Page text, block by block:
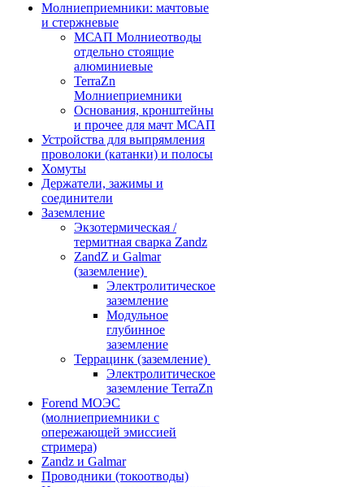
Молниеприемники: мачтовые
и стержневые
МСАП Молниеотводы
отдельно стоящие
алюминиевые
TerraZn
Молниеприемники
Основания, кронштейны
и прочее для мачт МСАП
Устройства для выпрямления
проволоки (катанки) и полосы
Хомуты
Держатели, зажимы и
соединители
Заземление
Экзотермическая /
термитная сварка Zandz
ZandZ и Galmar
(заземление)
Электролитическое
заземление
Модульное
глубинное
заземление
Террацинк (заземление)
Электролитическое
заземление TerraZn
Forend МОЭС
(молниеприемники с
опережающей эмиссией
стримера)
Zandz и Galmar
Проводники (токоотводы)